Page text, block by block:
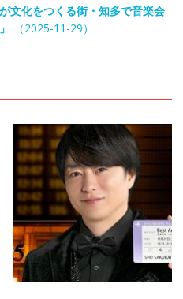
文化をつくる街・知多で音楽会
（2025-11-29）